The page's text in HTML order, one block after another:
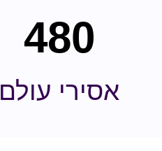
אסירי עולם
480